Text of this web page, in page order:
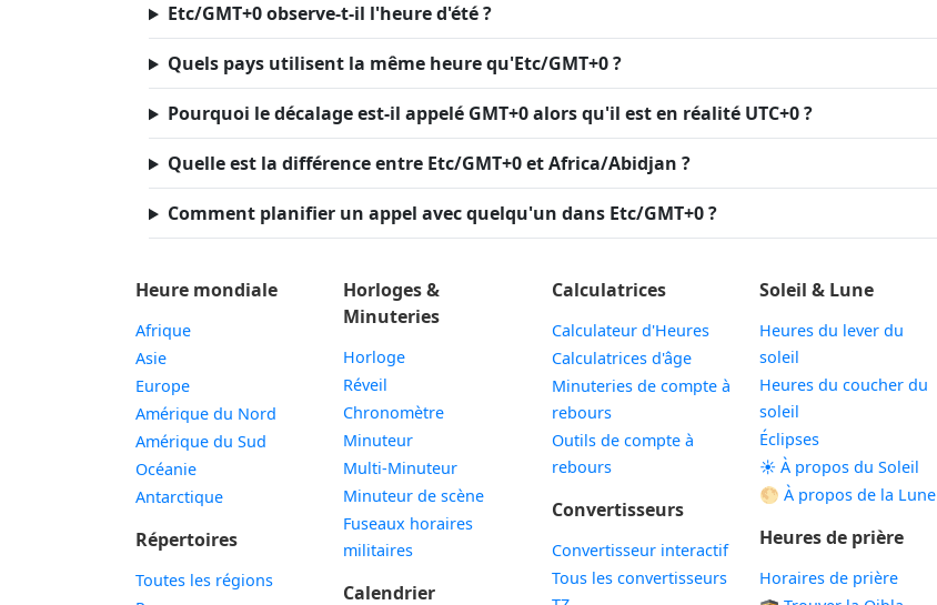
Etc/GMT+0 observe-t-il l'heure d'été ?
Quels pays utilisent la même heure qu'Etc/GMT+0 ?
Pourquoi le décalage est-il appelé GMT+0 alors qu'il est en réalité UTC+0 ?
Quelle est la différence entre Etc/GMT+0 et Africa/Abidjan ?
Comment planifier un appel avec quelqu'un dans Etc/GMT+0 ?
Heure mondiale
Afrique
Asie
Europe
Amérique du Nord
Amérique du Sud
Océanie
Antarctique
Répertoires
Toutes les régions
Horloges &
Minuteries
Horloge
Réveil
Chronomètre
Minuteur
Multi-Minuteur
Minuteur de scène
Fuseaux horaires
militaires
Calendrier
Calculatrices
Calculateur d'Heures
Calculatrices d'âge
Minuteries de compte à
rebours
Outils de compte à
rebours
Convertisseurs
Convertisseur interactif
Tous les convertisseurs
Soleil & Lune
Heures du lever du
soleil
Heures du coucher du
soleil
Éclipses
☀️ À propos du Soleil
🌕 À propos de la Lune
Heures de prière
Horaires de prière